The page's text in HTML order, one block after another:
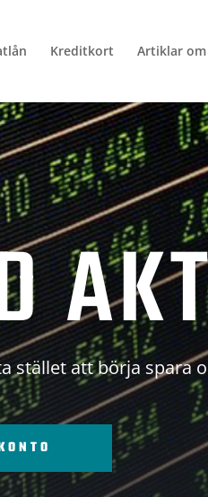
Kreditkort Artiklar
stället att börja spara